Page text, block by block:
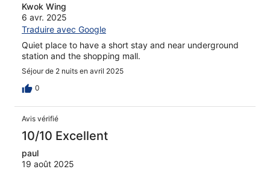
Kwok Wing
6 avr. 2025
Traduire avec Google
Quiet place to have a short stay and near underground
station and the shopping mall.
Séjour de 2 nuits en avril 2025
0
Avis vérifié
10/10 Excellent
paul
19 août 2025